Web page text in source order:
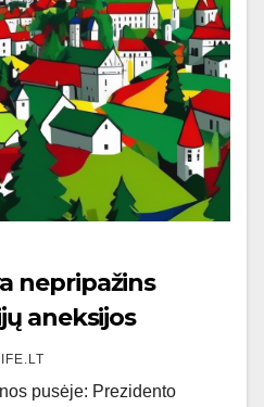
nepripažins
aneksijos
pusėje: Prezidento